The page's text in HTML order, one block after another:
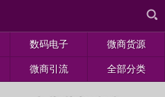
数码电子 微商货源
微商引流 全部分类